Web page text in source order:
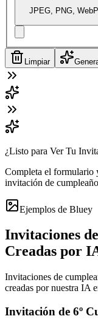
JPEG, PNG,
Limpiar
¿Listo para Ver Tu
Completa el formulario
invitación de
Ejemplos de Bluey
Invitaciones
Creadas por
Invitaciones de
creadas por nuestra IA
Invitación de 6º